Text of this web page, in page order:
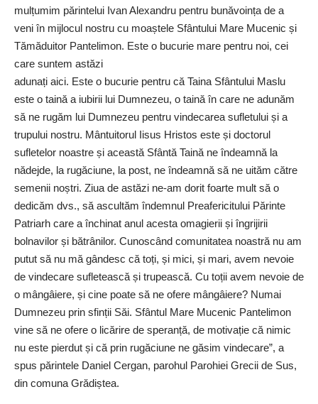
mulțumim părintelui Ivan Alexandru pentru bunăvoința de a
veni în mijlocul nostru cu moaștele Sfântului Mare Mucenic și
Tămăduitor Pantelimon. Este o bucurie mare pentru noi, cei
care suntem astăzi
adunați aici. Este o bucurie pentru că Taina Sfântului Maslu
este o taină a iubirii lui Dumnezeu, o taină în care ne adunăm
să ne rugăm lui Dumnezeu pentru vindecarea sufletului și a
trupului nostru. Mântuitorul Iisus Hristos este și doctorul
sufletelor noastre și această Sfântă Taină ne îndeamnă la
nădejde, la rugăciune, la post, ne îndeamnă să ne uităm către
semenii noștri. Ziua de astăzi ne-am dorit foarte mult să o
dedicăm dvs., să ascultăm îndemnul Preafericitului Părinte
Patriarh care a închinat anul acesta omagierii și îngrijirii
bolnavilor și bătrânilor. Cunoscând comunitatea noastră nu am
putut să nu mă gândesc că toți, și mici, și mari, avem nevoie
de vindecare sufletească și trupească. Cu toții avem nevoie de
o mângâiere, și cine poate să ne ofere mângâiere? Numai
Dumnezeu prin sfinții Săi. Sfântul Mare Mucenic Pantelimon
vine să ne ofere o licărire de speranță, de motivație că nimic
nu este pierdut și că prin rugăciune ne găsim vindecare”, a
spus părintele Daniel Cergan, parohul Parohiei Grecii de Sus,
din comuna Grădiștea.